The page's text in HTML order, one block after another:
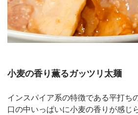
小麦の香り薫るガッツリ太麺
インスパイア系の特徴である平打ち
口の中いっぱいに小麦の香りが感じ